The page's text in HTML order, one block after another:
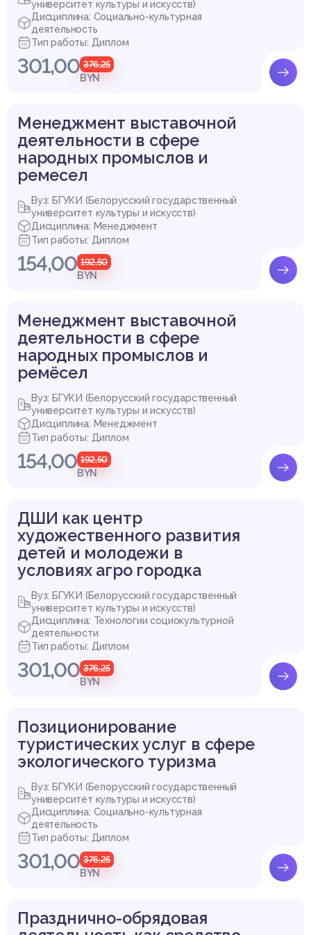
университет культуры и искусств)
Дисциплина: Социально-культурная
деятельность
Тип работы: Диплом
301,00 376,25
BYN
Менеджмент выставочной
деятельности в сфере
народных промыслов и
ремесел
Вуз: БГУКИ (Белорусский государственный
университет культуры и искусств)
Дисциплина: Менеджмент
Тип работы: Диплом
154,00 192,50
BYN
Менеджмент выставочной
деятельности в сфере
народных промыслов и
ремёсел
Вуз: БГУКИ (Белорусский государственный
университет культуры и искусств)
Дисциплина: Менеджмент
Тип работы: Диплом
154,00 192,50
BYN
ДШИ как центр
художественного развития
детей и молодежи в
условиях агро городка
Вуз: БГУКИ (Белорусский государственный
университет культуры и искусств)
Дисциплина: Технологии социокультурной
деятельности
Тип работы: Диплом
301,00 376,25
BYN
Позиционирование
туристических услуг в сфере
экологического туризма
Вуз: БГУКИ (Белорусский государственный
университет культуры и искусств)
Дисциплина: Социально-культурная
деятельность
Тип работы: Диплом
301,00 376,25
BYN
Празднично-обрядовая